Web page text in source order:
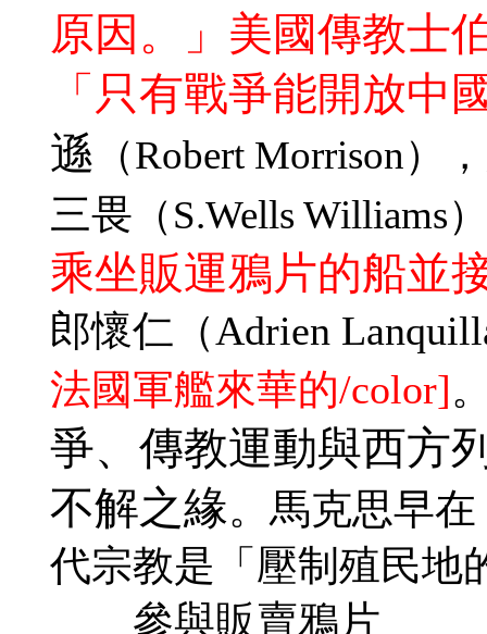
原因。」美國傳教士
「只有戰爭能開放中
遜 （Robert Morrison），
三畏 （S.Wells Williams
乘坐販運鴉片的船並
郎懷仁 （Adrien
法國軍艦來華的/color]
爭、傳教運動與西方
不解之緣。馬克思早
代宗教是「壓制殖民地
參與販賣鴉片